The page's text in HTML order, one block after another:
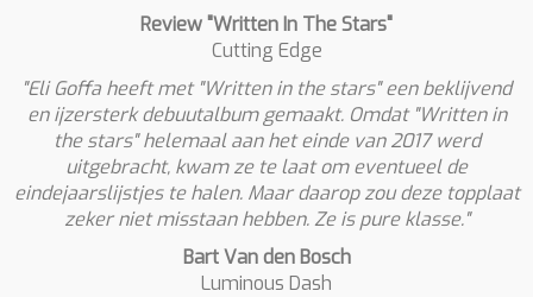
Review "Written In The Stars"
Cutting Edge
"Eli Goffa heeft met "Written in the stars" een beklijvend
en ijzersterk debuutalbum gemaakt. Omdat "Written in
the stars" helemaal aan het einde van 2017 werd
uitgebracht, kwam ze te laat om eventueel de
eindejaarslijstjes te halen. Maar daarop zou deze topplaat
zeker niet misstaan hebben. Ze is pure klasse."
Bart Van den Bosch
Luminous Dash